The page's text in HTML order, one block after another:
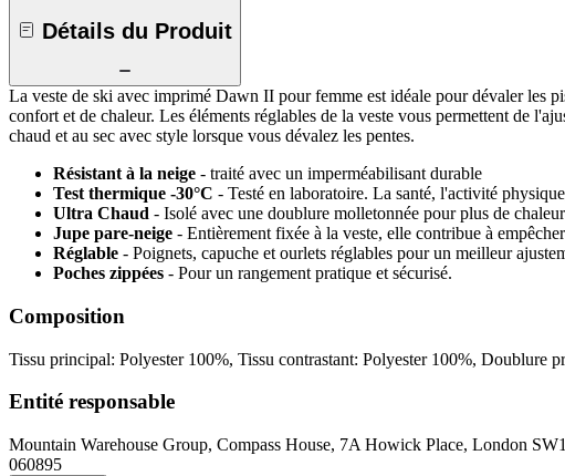
Détails du Produit
La veste de ski avec imprimé Dawn II pour femme est idéale pour dévaler les
confort et de chaleur. Les éléments réglables de la veste vous permettent de
chaud et au sec avec style lorsque vous dévalez les pentes.
Résistant à la neige - traité avec un imperméabilisant durable
Test thermique -30°C - Testé en laboratoire. La santé, l'activité
Ultra Chaud - Isolé avec une doublure molletonnée pour plus de
Jupe pare-neige - Entièrement fixée à la veste, elle contribue à
Réglable - Poignets, capuche et ourlets réglables pour un meilleur
Poches zippées - Pour un rangement pratique et sécurisé.
Composition
Tissu principal: Polyester 100%, Tissu contrastant: Polyester 100%, Doublure
Entité responsable
Mountain Warehouse Group, Compass House, 7A Howick Place, London
060895